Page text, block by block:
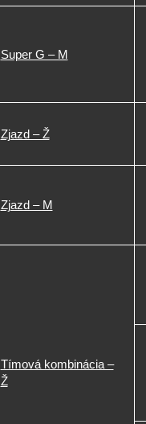
Super G – M
Zjazd – Ž
Zjazd – M
Tímová kombinácia –
Ž